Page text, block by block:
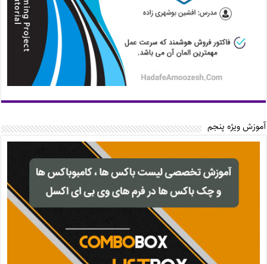
آموزش ویژه پنجم